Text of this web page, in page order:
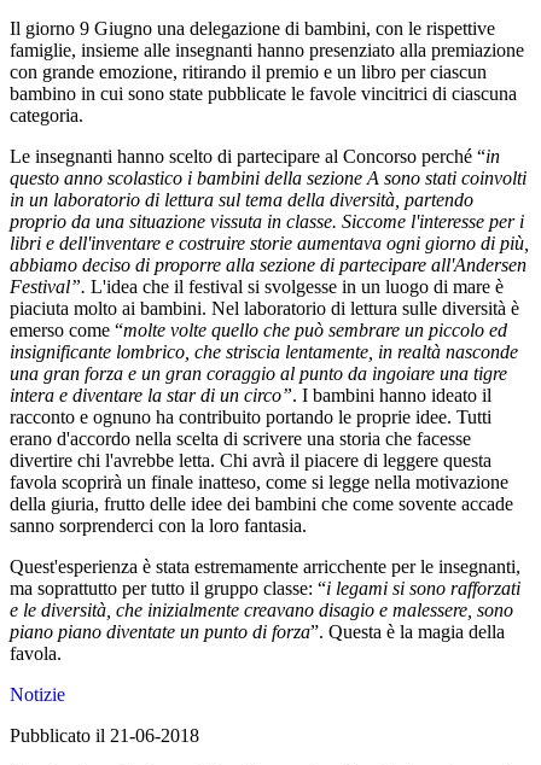
Il giorno 9 Giugno una delegazione di bambini, con le rispettive
famiglie, insieme alle insegnanti hanno presenziato alla premiazione
con grande emozione, ritirando il premio e un libro per ciascun
bambino in cui sono state pubblicate le favole vincitrici di ciascuna
categoria.
Le insegnanti hanno scelto di partecipare al Concorso perché “in
questo anno scolastico i bambini della sezione A sono stati coinvolti
in un laboratorio di lettura sul tema della diversità, partendo
proprio da una situazione vissuta in classe. Siccome l'interesse per i
libri e dell'inventare e costruire storie aumentava ogni giorno di più,
abbiamo deciso di proporre alla sezione di partecipare all'Andersen
Festival”. L'idea che il festival si svolgesse in un luogo di mare è
piaciuta molto ai bambini. Nel laboratorio di lettura sulle diversità è
emerso come “molte volte quello che può sembrare un piccolo ed
insignificante lombrico, che striscia lentamente, in realtà nasconde
una gran forza e un gran coraggio al punto da ingoiare una tigre
intera e diventare la star di un circo”. I bambini hanno ideato il
racconto e ognuno ha contribuito portando le proprie idee. Tutti
erano d'accordo nella scelta di scrivere una storia che facesse
divertire chi l'avrebbe letta. Chi avrà il piacere di leggere questa
favola scoprirà un finale inatteso, come si legge nella motivazione
della giuria, frutto delle idee dei bambini che come sovente accade
sanno sorprenderci con la loro fantasia.
Quest'esperienza è stata estremamente arricchente per le insegnanti,
ma soprattutto per tutto il gruppo classe: “i legami si sono rafforzati
e le diversità, che inizialmente creavano disagio e malessere, sono
piano piano diventate un punto di forza”. Questa è la magia della
favola.
Notizie
Pubblicato il 21-06-2018